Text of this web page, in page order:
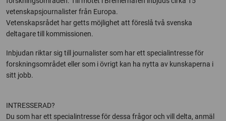
vetenskapsjournalister från Europa.
Vetenskapsrådet har getts möjlighet att föreslå två svenska
deltagare till kommissionen.
Inbjudan riktar sig till journalister som har ett specialintresse för
forskningsområdet eller som i övrigt kan ha nytta av kunskaperna i
sitt jobb.
INTRESSERAD?
Du som har ett specialintresse för dessa frågor och vill delta, anmäl